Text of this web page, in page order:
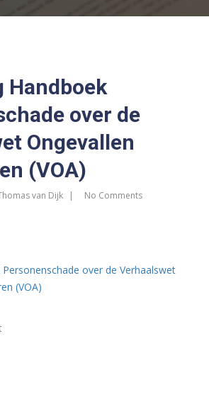
Handboek
over de
Ongevallen
(VOA)
van Dijk No Comments
over de Verhaalswet
(VOA)